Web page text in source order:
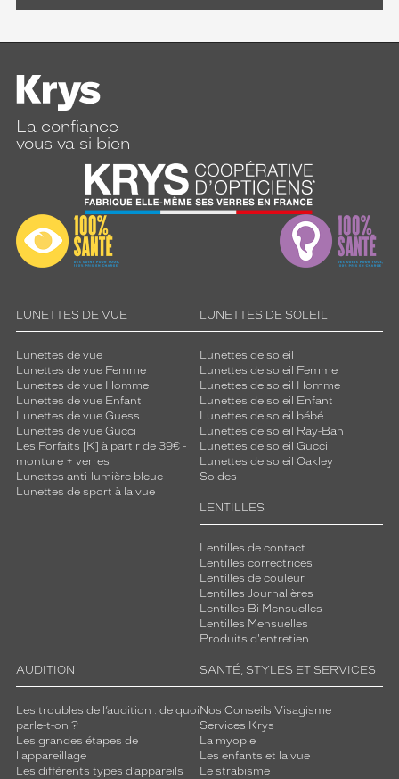
La confiance
vous va si bien
LUNETTES DE VUE
Lunettes de vue
Lunettes de vue Femme
Lunettes de vue Homme
Lunettes de vue Enfant
Lunettes de vue Guess
Lunettes de vue Gucci
Les Forfaits [K] à partir de 39€ -
monture + verres
Lunettes anti-lumière bleue
Lunettes de sport à la vue
LUNETTES DE SOLEIL
Lunettes de soleil
Lunettes de soleil Femme
Lunettes de soleil Homme
Lunettes de soleil Enfant
Lunettes de soleil bébé
Lunettes de soleil Ray-Ban
Lunettes de soleil Gucci
Lunettes de soleil Oakley
Soldes
LENTILLES
Lentilles de contact
Lentilles correctrices
Lentilles de couleur
Lentilles Journalières
Lentilles Bi Mensuelles
Lentilles Mensuelles
Produits d'entretien
AUDITION
Les troubles de l’audition : de quoi
parle-t-on ?
Les grandes étapes de
l'appareillage
Les différents types d’appareils
SANTÉ, STYLES ET SERVICES
Nos Conseils Visagisme
Services Krys
La myopie
Les enfants et la vue
Le strabisme